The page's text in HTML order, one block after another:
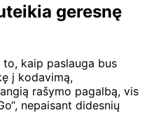
geresnę
kaip paslauga bus
į kodavimą,
rašymo pagalbą, vis
nepaisant didesnių